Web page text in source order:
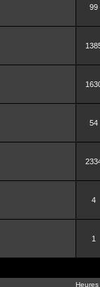
99
54
4
1
Heures